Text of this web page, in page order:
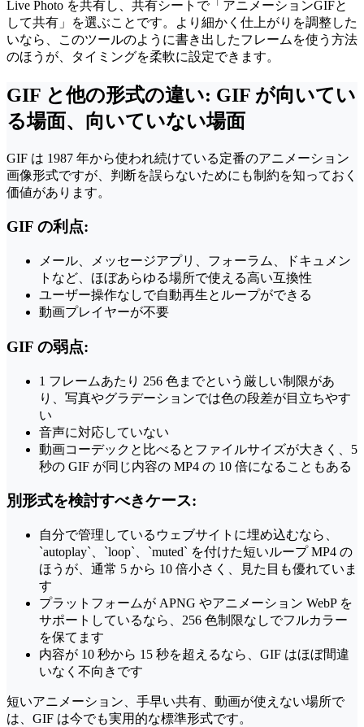
Live Photo を共有し、共有シートで「アニメーションGIFと
して共有」を選ぶことです。より細かく仕上がりを調整した
いなら、このツールのように書き出したフレームを使う方法
のほうが、タイミングを柔軟に設定できます。
GIF と他の形式の違い: GIF が向いてい
る場面、向いていない場面
GIF は 1987 年から使われ続けている定番のアニメーション
画像形式ですが、判断を誤らないためにも制約を知っておく
価値があります。
GIF の利点:
メール、メッセージアプリ、フォーラム、ドキュメン
トなど、ほぼあらゆる場所で使える高い互換性
ユーザー操作なしで自動再生とループができる
動画プレイヤーが不要
GIF の弱点:
1 フレームあたり 256 色までという厳しい制限があ
り、写真やグラデーションでは色の段差が目立ちやす
い
音声に対応していない
動画コーデックと比べるとファイルサイズが大きく、5
秒の GIF が同じ内容の MP4 の 10 倍になることもある
別形式を検討すべきケース:
自分で管理しているウェブサイトに埋め込むなら、
`autoplay`、`loop`、`muted` を付けた短いループ MP4 の
ほうが、通常 5 から 10 倍小さく、見た目も優れていま
す
プラットフォームが APNG やアニメーション WebP を
サポートしているなら、256 色制限なしでフルカラー
を保てます
内容が 10 秒から 15 秒を超えるなら、GIF はほぼ間違
いなく不向きです
短いアニメーション、手早い共有、動画が使えない場所で
は、GIF は今でも実用的な標準形式です。